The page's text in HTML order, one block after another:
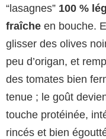
“lasagnes” 100 %
fraîche en bouche.
glisser des olives
peu d’origan, et
des tomates bien
tenue ; le goût
touche protéinée,
rincés et bien